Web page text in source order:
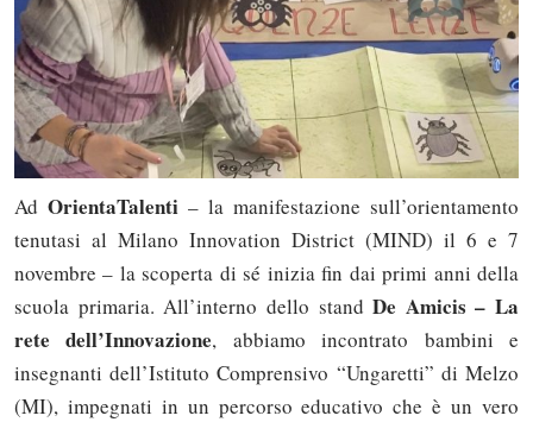
Ad OrientaTalenti – la manifestazione sull’orientamento
tenutasi al Milano Innovation District (MIND) il 6 e 7
novembre – la scoperta di sé inizia fin dai primi anni della
scuola primaria. All’interno dello standDe Amicis – La
rete dell’Innovazione, abbiamo incontrato bambini e
insegnanti dell’Istituto Comprensivo “Ungaretti” di Melzo
(MI), impegnati in un percorso educativo che è un vero